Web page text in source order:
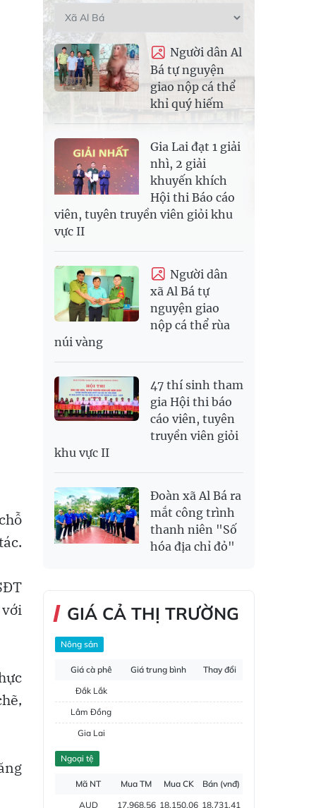
Người dân Al
Bá tự nguyện
giao nộp cá thể
khỉ quý hiếm
Gia Lai đạt 1 giải
nhì, 2 giải
khuyến khích
Hội thi Báo cáo
viên, tuyên truyền viên giỏi khu
vực II
Người dân
xã Al Bá tự
nguyện giao
nộp cá thể rùa
núi vàng
47 thí sinh tham
gia Hội thi báo
cáo viên, tuyên
truyền viên giỏi
khu vực II
Đoàn xã Al Bá ra
mắt công trình
thanh niên "Số
hóa địa chỉ đỏ"
GIÁ CẢ THỊ TRƯỜNG
Nông sản
Giá cà phê Giá trung bình
Thay đổi
Đắk Lắk
Lâm Đồng
Gia Lai
Đắk Nông
Ngoại tệ
Mã NT Mua TM Mua CK
Bán (vnđ)
AUD
17,968.56 18,150.06 18,731.41